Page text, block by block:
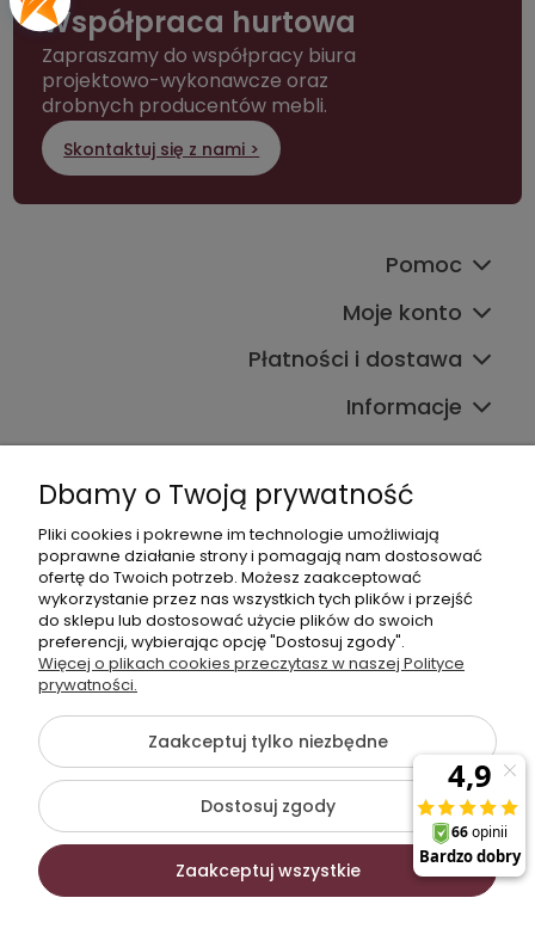
Współpraca hurtowa
Zapraszamy do współpracy biura
projektowo-wykonawcze oraz
drobnych producentów mebli.
Skontaktuj się z nami >
Pomoc
Moje konto
Płatności i dostawa
Informacje
Kontakt ze sklepem
Dane kontaktowe
603377506
sklep@komfort-biuro.pl
Nasz Facebook
©2026 Wszelkie Prawa Zastrzeżone | Komfort Biuro -
meble biurowe
Szablon Flex byEcommercy
Dbamy o Twoją prywatność
Pliki cookies i pokrewne im technologie umożliwiają
poprawne działanie strony i pomagają nam dostosować
ofertę do Twoich potrzeb. Możesz zaakceptować
wykorzystanie przez nas wszystkich tych plików i przejść
do sklepu lub dostosować użycie plików do swoich
preferencji, wybierając opcję "Dostosuj zgody".
Więcej o plikach cookies przeczytasz w naszej Polityce
prywatności.
Zaakceptuj tylko niezbędne
Dostosuj zgody
Zaakceptuj wszystkie